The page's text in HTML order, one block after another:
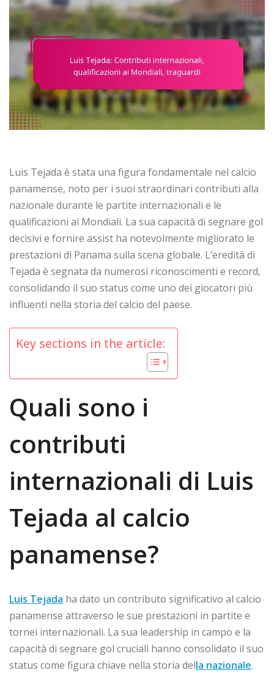
Luis Tejada è stata una figura fondamentale nel calcio
panamense, noto per i suoi straordinari contributi alla
nazionale durante le partite internazionali e le
qualificazioni ai Mondiali. La sua capacità di segnare gol
decisivi e fornire assist ha notevolmente migliorato le
prestazioni di Panama sulla scena globale. L’eredità di
Tejada è segnata da numerosi riconoscimenti e record,
consolidando il suo status come uno dei giocatori più
influenti nella storia del calcio del paese.
Key sections in the article:
Quali sono i
contributi
internazionali di Luis
Tejada al calcio
panamense?
Luis Tejada ha dato un contributo significativo al calcio
panamense attraverso le sue prestazioni in partite e
tornei internazionali. La sua leadership in campo e la
capacità di segnare gol cruciali hanno consolidato il suo
status come figura chiave nella storia della nazionale.